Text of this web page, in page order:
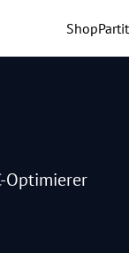
Shop
Optimierer